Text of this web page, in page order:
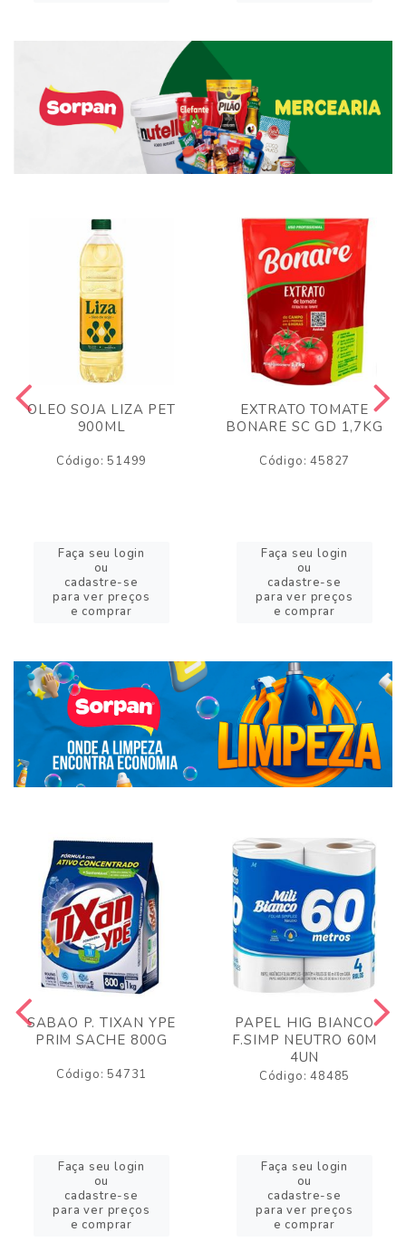
OLEO SOJA LIZA PET
900ML
Código: 51499
Faça seu login
ou
cadastre-se
para ver preços
e comprar
EXTRATO TOMATE
BONARE SC GD 1,7KG
Código: 45827
Faça seu login
ou
cadastre-se
para ver preços
e comprar
SABAO P. TIXAN YPE
PRIM SACHE 800G
Código: 54731
Faça seu login
ou
cadastre-se
para ver preços
e comprar
PAPEL HIG BIANCO
F.SIMP NEUTRO 60M
4UN
Código: 48485
Faça seu login
ou
cadastre-se
para ver preços
e comprar